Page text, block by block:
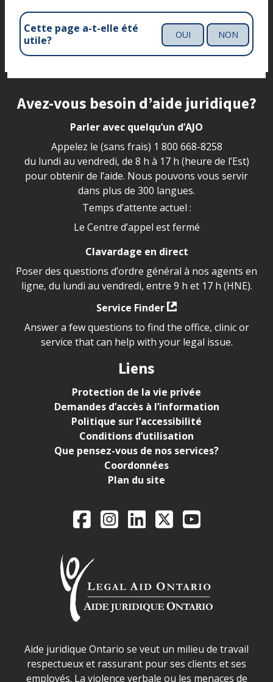
Cette page a-t-elle été
utile?
OUI NON
Site footer
Avez-vous besoin d’aide juridique?
Parler avec quelqu’un d’AJO
Appelez le (sans frais) 1 800 668-8258
du lundi au vendredi, de 8 h à 17 h (heure de l’Est)
pour obtenir de l’aide. Nous pouvons vous servir
dans plus de 300 langues.
Temps d’attente actuel :
Le Centre d’appel est fermé
Clavardage en direct
Poser des questions d’ordre général à nos agents en
ligne, du lundi au vendredi, entre 9 h et 17 h (HNE).
Service Finder
Answer a few questions to find the office, clinic or
service that can help with your legal issue.
Liens
Protection de la vie privée
Demandes d’accès à l’information
Politique sur l’accessibilité
Conditions d’utilisation
Que pensez-vous de nos services?
Coordonnées
Plan du site
Legal Aid Ontario
FacebookInstagram
LinkedIn
X YouTube
Déclaration sur la sécurité dans les locaux d'AJO.
Aide juridique Ontario se veut un milieu de travail
respectueux et rassurant pour ses clients et ses
employés. La violence verbale ou les menaces de